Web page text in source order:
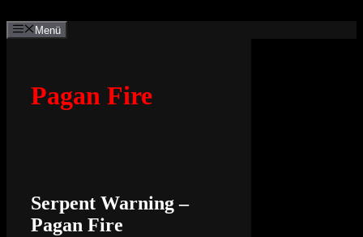
Inhalt
springen
Menü
Pagan Fire
Serpent Warning –
Pagan Fire